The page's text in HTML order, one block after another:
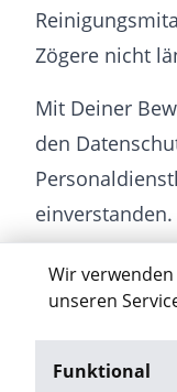
Wir
unseren
Funktional
Zögere nicht
Mit Deiner
den
Homepage
“Datenschutz”.